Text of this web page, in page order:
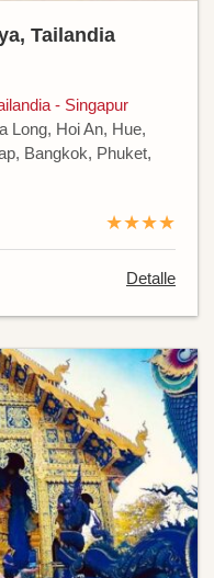
Tailandia
- Singapur
Long, Hoi An, Hue,
Bangkok, Phuket,
★★★★
Detalle